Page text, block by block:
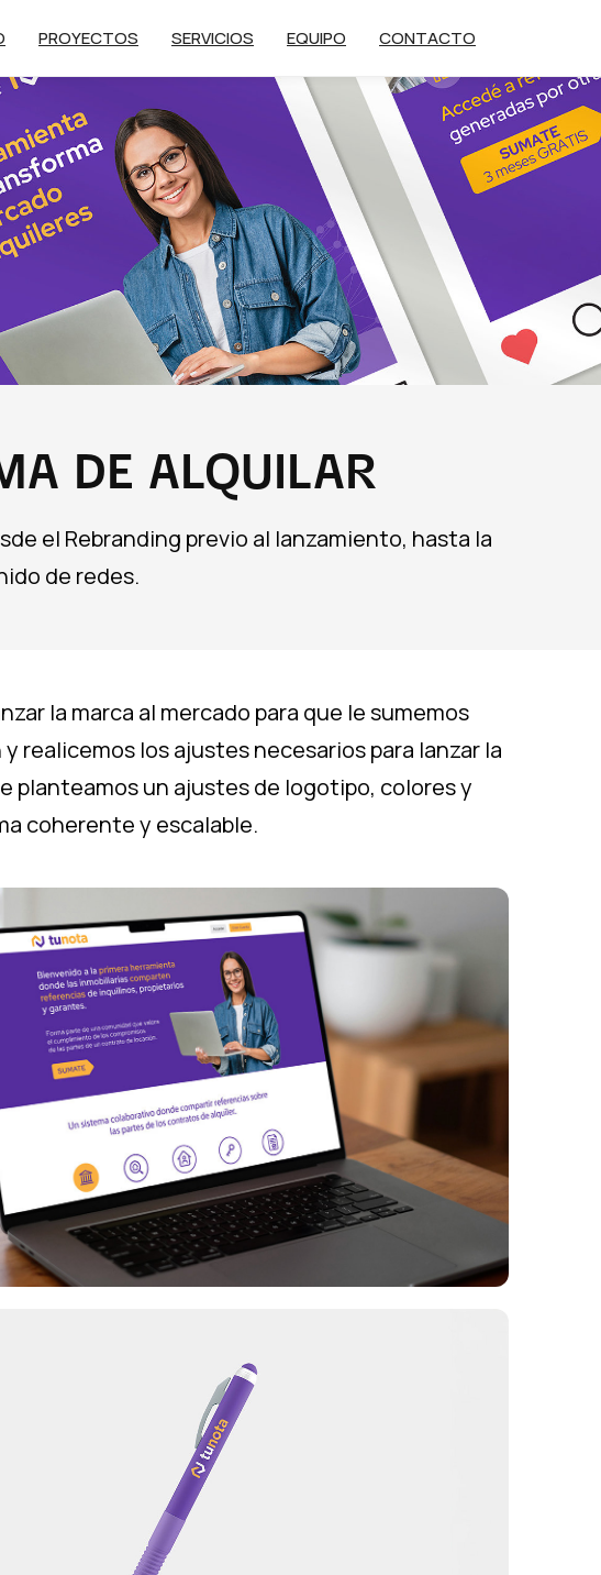
PROYECTOS SERVICIOS EQUIPO CONTACTO
DE ALQUILAR
el Rebranding previo al lanzamiento, hasta la
de redes.
la marca al mercado para que le sumemos
realicemos los ajustes necesarios para lanzar la
planteamos un ajustes de logotipo, colores y
coherente y escalable.